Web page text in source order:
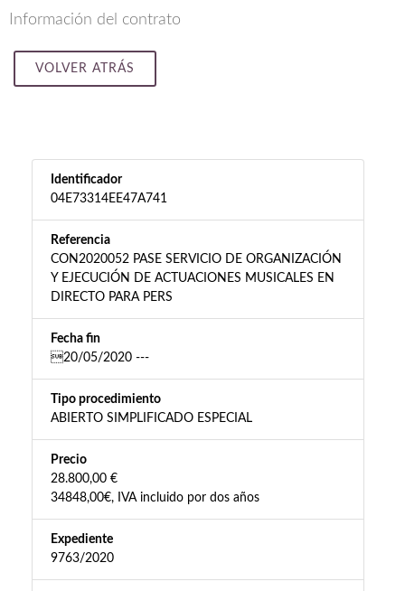
Información del contrato
VOLVER ATRÁS
Identificador
04E73314EE47A741
Referencia
CON2020052 PASE SERVICIO DE ORGANIZACIÓN
Y EJECUCIÓN DE ACTUACIONES MUSICALES EN
DIRECTO PARA PERS
Fecha fin
20/05/2020 ---
Tipo procedimiento
ABIERTO SIMPLIFICADO ESPECIAL
Precio
28.800,00 €
34848,00€, IVA incluido por dos años
Expediente
9763/2020